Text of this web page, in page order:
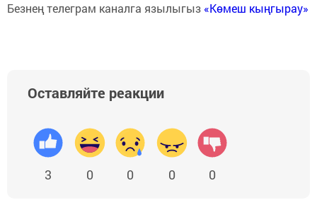
Безнең телеграм каналга язылыгыз «Көмеш кыңгырау»
Оставляйте реакции
3 0 0 0 0